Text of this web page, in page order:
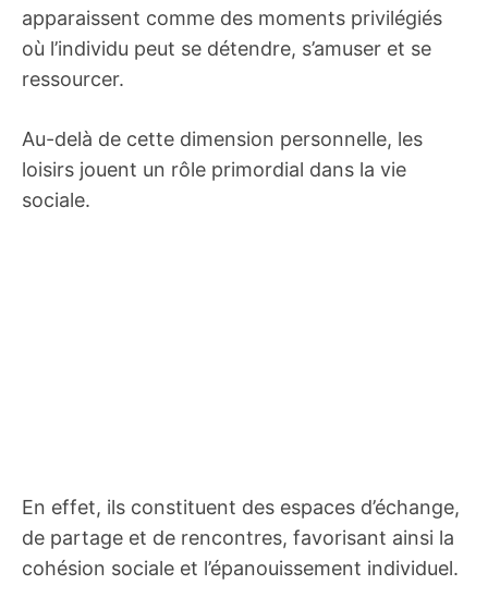
apparaissent comme des moments privilégiés
où l’individu peut se détendre, s’amuser et se
ressourcer.
Au-delà de cette dimension personnelle, les
loisirs jouent un rôle primordial dans la vie
sociale.
En effet, ils constituent des espaces d’échange,
de partage et de rencontres, favorisant ainsi la
cohésion sociale et l’épanouissement individuel.